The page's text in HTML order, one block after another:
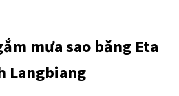
mưa sao băng Eta
Langbiang